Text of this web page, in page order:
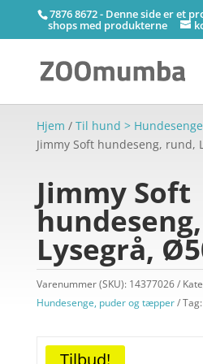
7876 8672 - Denne side er et
shops med produkterne
Hjem / Til hund >
Jimmy Soft hundeseng, rund,
Jimmy Soft
Lysegrå,
Varenummer (SKU): 14377026
Hundesenge, puder og tæpper
Tag:
Tilbud!